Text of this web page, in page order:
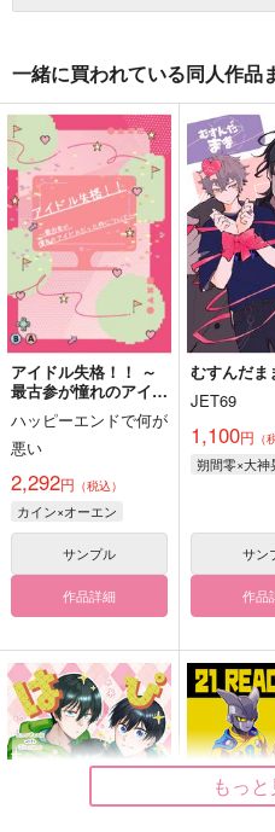
一緒に買われている同人作品
アイドル失格！！ ～
最古参が憧れのアイド
ルだった件について～
ハッピーエンドで何が
悪い
2,292円 （税込）
カイン×オーエン
サンプル
作品詳細
むすんだま
JET69
1,100円 （
朔間零×大神
サン
作品
もっと